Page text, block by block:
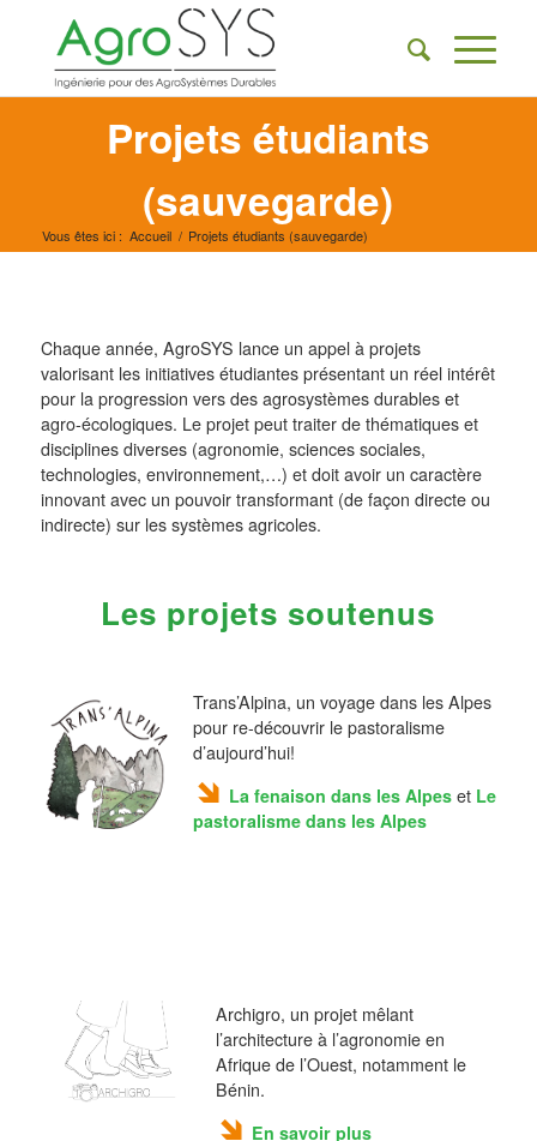
Projets étudiants
(sauvegarde)
Vous êtes ici : Accueil / Projets étudiants (sauvegarde)
Chaque année, AgroSYS lance un appel à projets
valorisant les initiatives étudiantes présentant un réel intérêt
pour la progression vers des agrosystèmes durables et
agro-écologiques. Le projet peut traiter de thématiques et
disciplines diverses (agronomie, sciences sociales,
technologies, environnement,…) et doit avoir un caractère
innovant avec un pouvoir transformant (de façon directe ou
indirecte) sur les systèmes agricoles.
Les projets soutenus
Trans’Alpina, un voyage dans les Alpes
pour re-découvrir le pastoralisme
d’aujourd’hui!
La fenaison dans les Alpeset Le
pastoralisme dans les Alpes
Archigro, un projet mêlant
l’architecture à l’agronomie en
Afrique de l’Ouest, notamment le
Bénin.
En savoir plus